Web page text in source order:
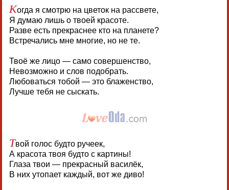
Когда я смотрю на цветок на рассвете,
Я думаю лишь о твоей красоте.
Разве есть прекраснее кто на планете?
Встречались мне многие, но не те.
Твоё же лицо — само совершенство,
Невозможно и слов подобрать.
Любоваться тобой — это блаженство,
Лучше тебя не сыскать.
Твой голос будто ручеек,
А красота твоя будто с картины!
Глаза твои — прекрасный василёк,
В них утопает каждый, вот же диво!